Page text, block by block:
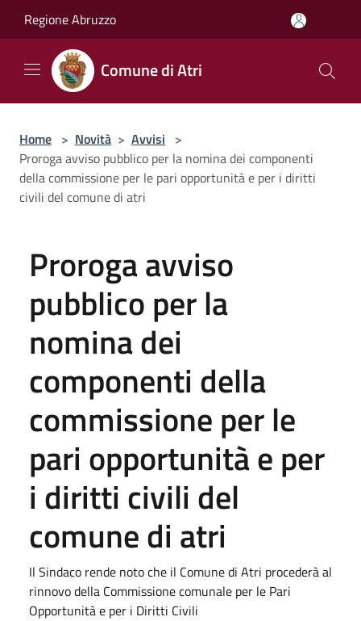
Regione Abruzzo
Comune di Atri
Home > Novità > Avvisi >
Proroga avviso pubblico per la nomina dei componenti
della commissione per le pari opportunità e per i diritti
civili del comune di atri
Proroga avviso
pubblico per la
nomina dei
componenti della
commissione per le
pari opportunità e per
i diritti civili del
comune di atri
Il Sindaco rende noto che il Comune di Atri procederà al
rinnovo della Commissione comunale per le Pari
Opportunità e per i Diritti Civili